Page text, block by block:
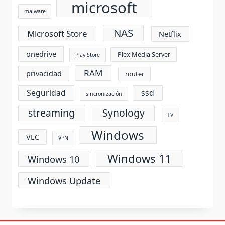
malware microsoft
Microsoft Store NAS
Netflix
onedrive
Play Store Plex Media Server
privacidad RAM router
Seguridad sincronización ssd
streaming Synology TV
VLC VPN Windows
Windows 10 Windows 11
Windows Update